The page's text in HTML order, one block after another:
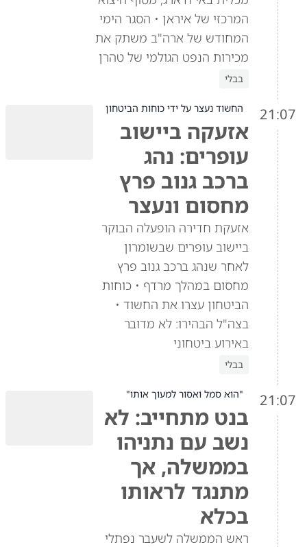
המרכזי של איראן • הסגר הימי
המחודש של ארה"ב משתק את
מכירות הנפט הגולמי של טהרן
בבלי
21:07 החשוד נעצר על ידי כוחות הביטחון
אזעקה ביישוב
עופרים: נהג
ברכב גנוב פרץ
מחסום ונעצר
אזעקת חדירה הופעלה הבוקר
ביישוב עופרים שבשומרון
לאחר שנהג ברכב גנוב פרץ
מחסום במהלך מרדף • כוחות
הביטחון עצרו את החשוד •
בצה"ל הבהירו: לא מדובר
באירוע ביטחוני
בבלי
21:07 "הוא סמל ואסור למעוך אותו"
בנט מתחייב: לא
נשב עם נתניהו
בממשלה, אך
מתנגד לראותו
בכלא
ראש הממשלה לשעבר נפתלי